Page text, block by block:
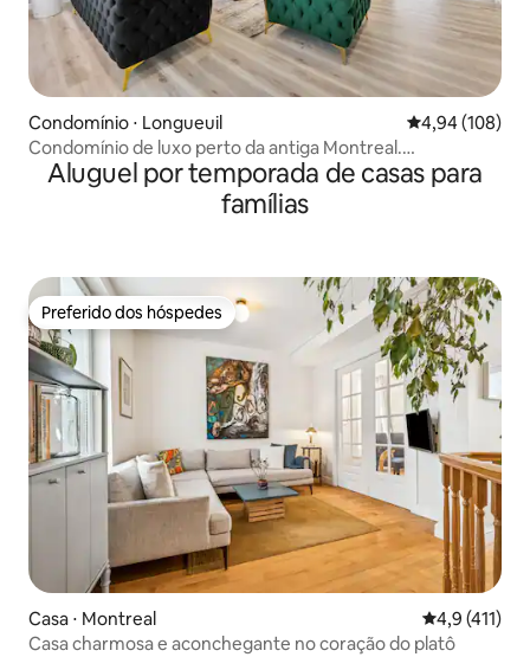
Condomínio ⋅ Longueuil 4,94 de uma
4,94 (108)
Condomínio de luxo perto da antiga Montreal.
Estacionamento gratuito.
Aluguel por temporada de casas para
famílias
Preferido dos hóspedes
Preferido dos hóspedes
Casa ⋅ Montreal 4,9 de uma
4,9 (411)
Casa charmosa e aconchegante no coração do platô